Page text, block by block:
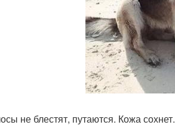
не блестят, путаются. Кожа сохнет.